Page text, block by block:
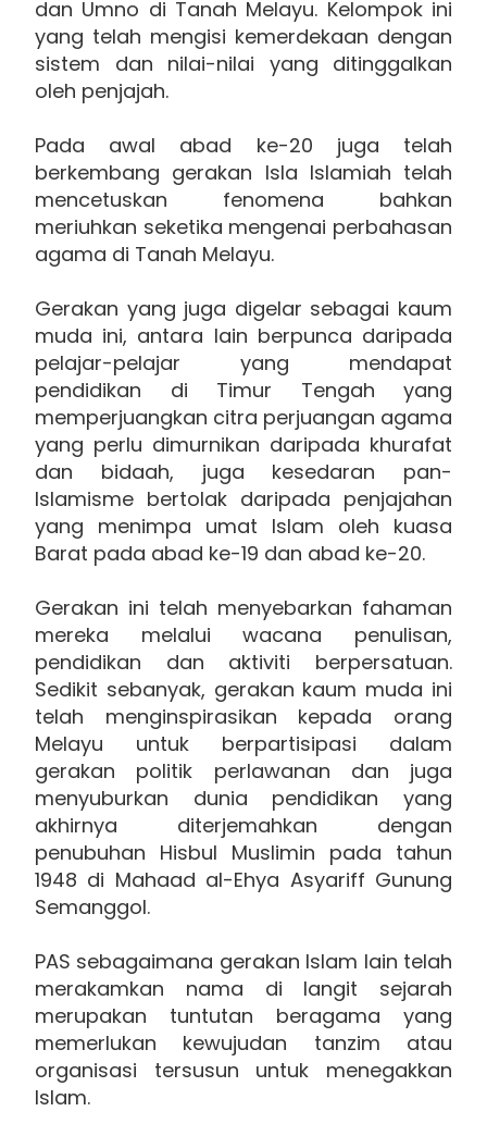
dan Umno di Tanah Melayu. Kelompok ini
yang telah mengisi kemerdekaan dengan
sistem dan nilai-nilai yang ditinggalkan
oleh penjajah.
Pada awal abad ke-20 juga telah
berkembang gerakan Isla Islamiah telah
mencetuskan fenomena bahkan
meriuhkan seketika mengenai perbahasan
agama di Tanah Melayu.
Gerakan yang juga digelar sebagai kaum
muda ini, antara lain berpunca daripada
pelajar-pelajar yang mendapat
pendidikan di Timur Tengah yang
memperjuangkan citra perjuangan agama
yang perlu dimurnikan daripada khurafat
dan bidaah, juga kesedaran pan-
Islamisme bertolak daripada penjajahan
yang menimpa umat Islam oleh kuasa
Barat pada abad ke-19 dan abad ke-20.
Gerakan ini telah menyebarkan fahaman
mereka melalui wacana penulisan,
pendidikan dan aktiviti berpersatuan.
Sedikit sebanyak, gerakan kaum muda ini
telah menginspirasikan kepada orang
Melayu untuk berpartisipasi dalam
gerakan politik perlawanan dan juga
menyuburkan dunia pendidikan yang
akhirnya diterjemahkan dengan
penubuhan Hisbul Muslimin pada tahun
1948 di Mahaad al-Ehya Asyariff Gunung
Semanggol.
PAS sebagaimana gerakan Islam lain telah
merakamkan nama di langit sejarah
merupakan tuntutan beragama yang
memerlukan kewujudan tanzim atau
organisasi tersusun untuk menegakkan
Islam.